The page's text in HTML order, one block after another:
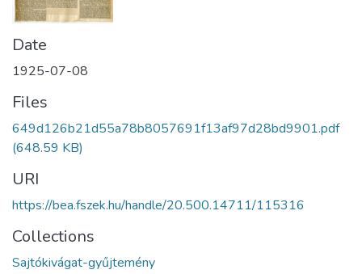
Date
1925-07-08
Files
649d126b21d55a78b8057691f13af97d28bd9901.pdf
(648.59 KB)
URI
https://bea.fszek.hu/handle/20.500.14711/115316
Collections
Sajtókivágat-gyűjtemény